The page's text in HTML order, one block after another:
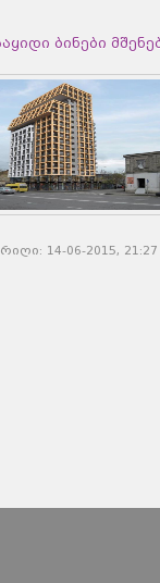
ბინები
14-06-2015,